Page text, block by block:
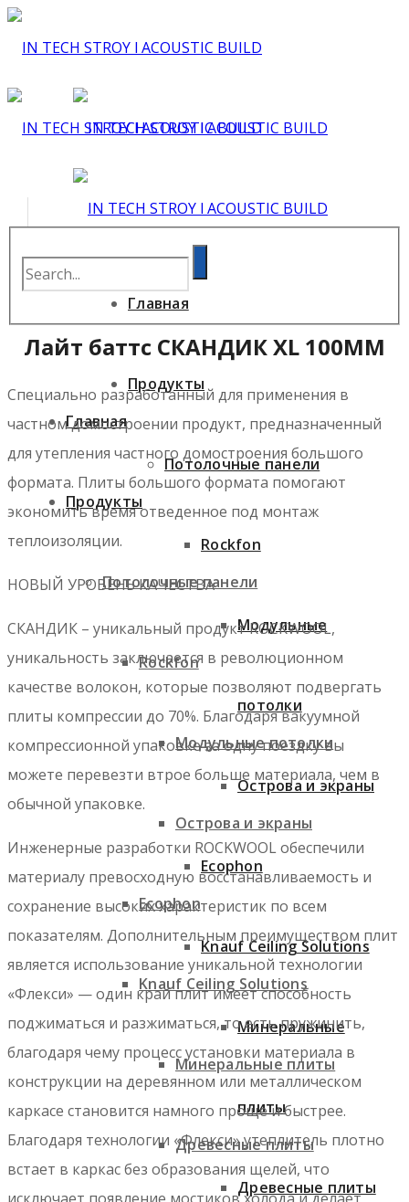
Главная
Продукты
Потолочные панели
Rockfon
Модульные потолки
Острова и экраны
Ecophon
Knauf Ceiling Solutions
Минеральные плиты
Древесные плиты
Главная
Продукты
Потолочные панели
Rockfon
Модульные
потолки
Острова и экраны
Ecophon
Knauf Ceiling Solutions
Минеральные
плиты
Древесные плиты
Лайт баттс СКАНДИК XL 100ММ
Специально разработанный для применения в
частном домостроении продукт, предназначенный
для утепления частного домостроения большого
формата. Плиты большого формата помогают
экономить время отведенное под монтаж
теплоизоляции.
НОВЫЙ УРОВЕНЬ КАЧЕСТВА
СКАНДИК – уникальный продукт ROCKWOOL,
уникальность заключается в революционном
качестве волокон, которые позволяют подвергать
плиты компрессии до 70%. Благодаря вакуумной
компрессионной упаковке за одну поездку вы
можете перевезти втрое больше материала, чем в
обычной упаковке.
Инженерные разработки ROCKWOOL обеспечили
материалу превосходную восстанавливаемость и
сохранение высоких характеристик по всем
показателям. Дополнительным преимуществом плит
является использование уникальной технологии
«Флекси» — один край плит имеет способность
поджиматься и разжиматься, то есть пружинить,
благодаря чему процесс установки материала в
конструкции на деревянном или металлическом
каркасе становится намного проще и быстрее.
Благодаря технологии «Флекси» утеплитель плотно
встает в каркас без образования щелей, что